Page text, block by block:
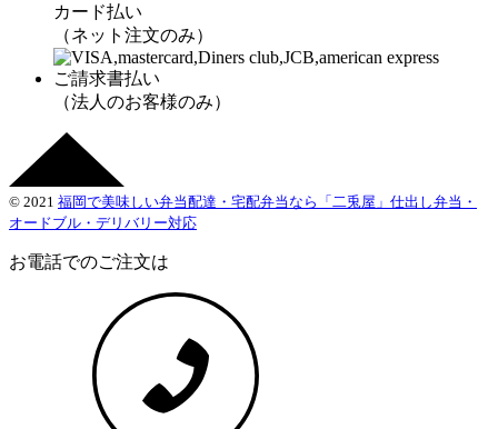
カード払い
（ネット注文のみ）
ご請求書払い
（法人のお客様のみ）
© 2021 福岡で美味しい弁当配達・宅配弁当なら「二兎屋」仕出し弁当・
オードブル・デリバリー対応
お電話でのご注文は